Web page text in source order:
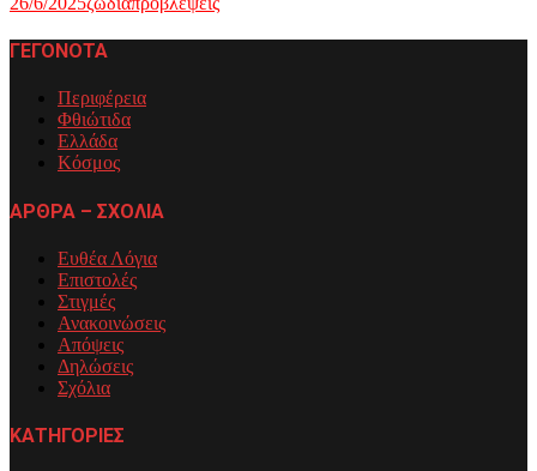
ΓΕΓΟΝΟΤΑ
Περιφέρεια
Φθιώτιδα
Ελλάδα
Κόσμος
ΑΡΘΡΑ – ΣΧΟΛΙΑ
Ευθέα Λόγια
Επιστολές
Στιγμές
Ανακοινώσεις
Απόψεις
Δηλώσεις
Σχόλια
ΚΑΤΗΓΟΡΙΕΣ